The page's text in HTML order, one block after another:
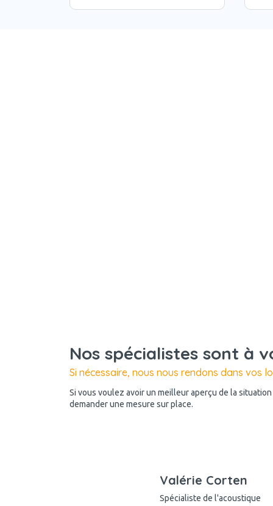
Nos spécialistes sont à
Si nécessaire, nous nous rendons dans vos
Si vous voulez avoir un meilleur aperçu de la
demander une mesure sur place.
Valérie Corten
Spécialiste de l'acoustique